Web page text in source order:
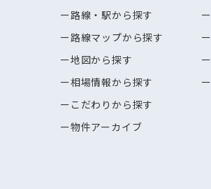
路線・駅から探す
路線マップから探す
地図から探す
相場情報から探す
こだわりから探す
物件アーカイブ